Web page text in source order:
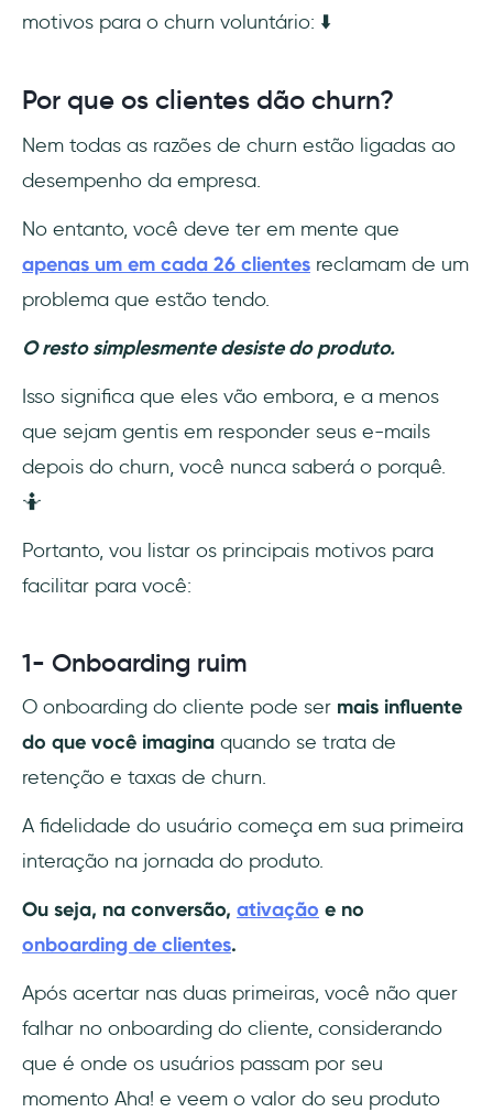
motivos para o churn voluntário: ⬇️
Por que os clientes dão churn?
Nem todas as razões de churn estão ligadas ao
desempenho da empresa.
No entanto, você deve ter em mente que
apenas um em cada 26 clientes reclamam de um
problema que estão tendo.
O resto simplesmente desiste do produto.
Isso significa que eles vão embora, e a menos
que sejam gentis em responder seus e-mails
depois do churn, você nunca saberá o porquê.
🤷
Portanto, vou listar os principais motivos para
facilitar para você:
1- Onboarding ruim
O onboarding do cliente pode ser mais influente
do que você imagina quando se trata de
retenção e taxas de churn.
A fidelidade do usuário começa em sua primeira
interação na jornada do produto.
Ou seja, na conversão, ativação e no
onboarding de clientes.
Após acertar nas duas primeiras, você não quer
falhar no onboarding do cliente, considerando
que é onde os usuários passam por seu
momento Aha! e veem o valor do seu produto